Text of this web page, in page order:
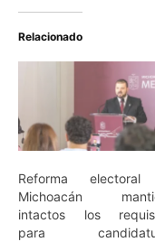
Relacionado
Reforma electoral
Michoacán
intactos los
para